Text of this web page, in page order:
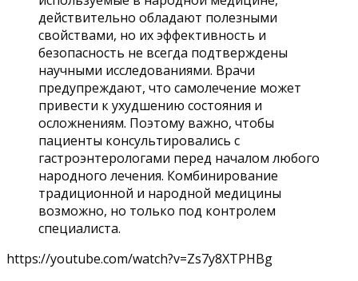
действительно обладают полезными
свойствами, но их эффективность и
безопасность не всегда подтверждены
научными исследованиями. Врачи
предупреждают, что самолечение может
привести к ухудшению состояния и
осложнениям. Поэтому важно, чтобы
пациенты консультировались с
гастроэнтерологами перед началом любого
народного лечения. Комбинирование
традиционной и народной медицины
возможно, но только под контролем
специалиста.
https://youtube.com/watch?v=Zs7y8XTPHBg